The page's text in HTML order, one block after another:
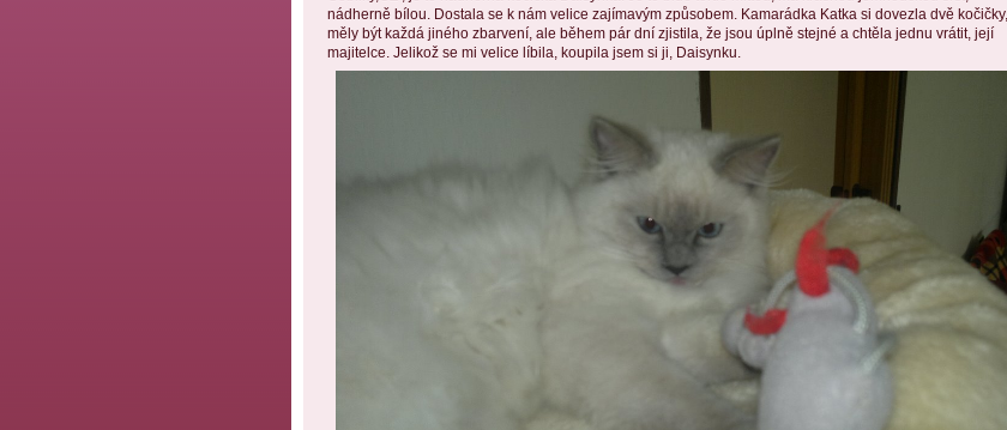
nádherně bílou. Dostala se k nám velice zajímavým způsobem. Kamarádka Katka si dovezla dvě kočičky,
měly být každá jiného zbarvení, ale během pár dní zjistila, že jsou úplně stejné a chtěla jednu vrátit, její
majitelce. Jelikož se mi velice líbila, koupila jsem si ji, Daisynku.